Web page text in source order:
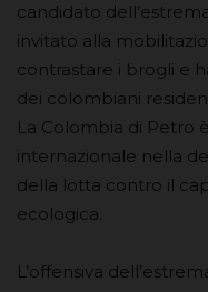
candidato
invitato alla
contrastare i brogli e
dei colombiani
La Colombia di Petro
internazionale nella
della lotta contro il
ecologica.
L’offensiva